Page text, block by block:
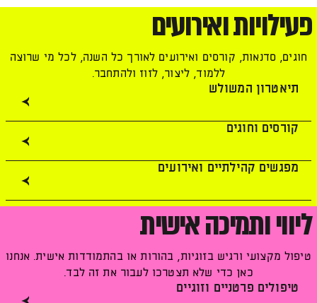
פעילויות ואירועים
חוגים, סדנאות, קורסים ואירועים לאורך כל השנה, לכל מי שרוצה
ללמוד, ליצור, לזוז ולהתחבר.
תיאטרון המשולש
קורסים וחוגים
מפגשים קהילתיים ואירועים
ליווי ותמיכה אישית
טיפול מקצועי ורגיש בזוגיות, בהורות או בהתמודדות אישית. אנחנו
כאן כדי שלא תצטרכו לעבור את זה לבד.
טיפולים פרטניים וזוגיים